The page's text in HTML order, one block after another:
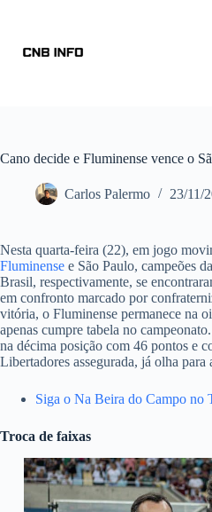
Cano decide e Fluminense vence o
Carlos Palermo 23/11/
Nesta quarta-feira (22), em jogo
Fluminense e São Paulo, campeões
Brasil, respectivamente, se
em confronto marcado por
vitória, o Fluminense permanece na
apenas cumpre tabela no
na décima posição com 46 pontos e
Libertadores assegurada, já olha para
Siga o Na Beira do Campo no
Troca de faixas